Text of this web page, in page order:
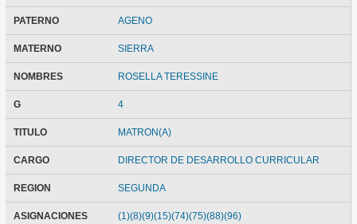
PATERNO AGENO
MATERNO SIERRA
NOMBRES ROSELLA TERESSINE
G 4
TITULO MATRON(A)
CARGO DIRECTOR DE DESARROLLO CURRICULAR
REGION SEGUNDA
ASIGNACIONES
(1)(8)(9)(15)(74)(75)(88)(96)